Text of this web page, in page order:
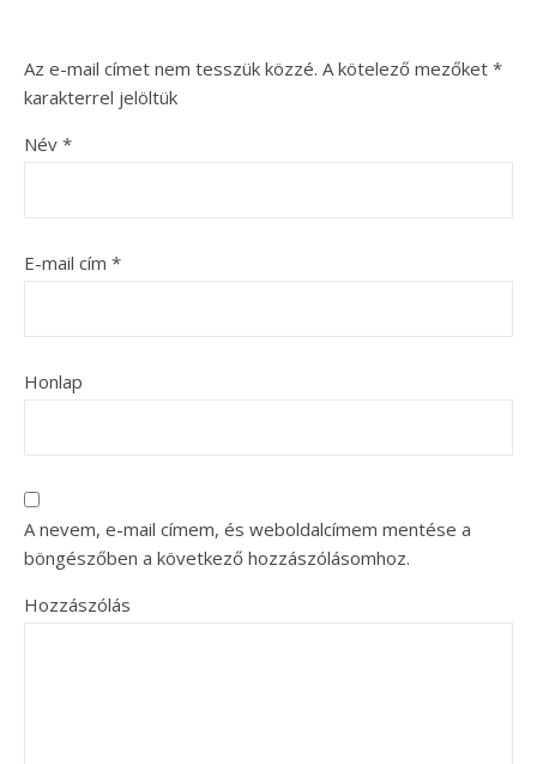
Az e-mail címet nem tesszük közzé. A kötelező mezőket *
karakterrel jelöltük
Név *
E-mail cím *
Honlap
A nevem, e-mail címem, és weboldalcímem mentése a
böngészőben a következő hozzászólásomhoz.
Hozzászólás